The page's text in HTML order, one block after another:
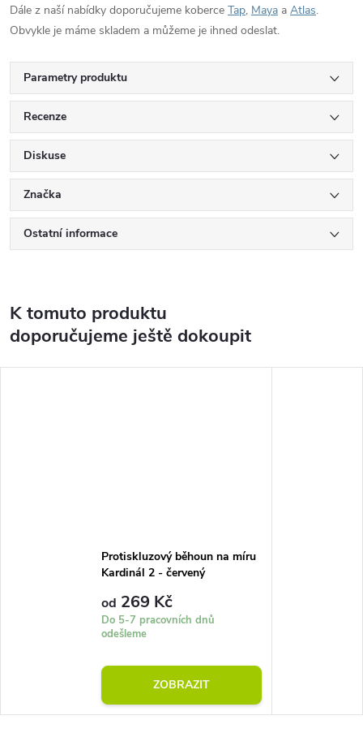
Dále z naší nabídky doporučujeme koberce Tap, Maya a Atlas.
Obvykle je máme skladem a můžeme je ihned odeslat.
Parametry produktu
Recenze
Diskuse
Značka
Ostatní informace
K tomuto produktu
doporučujeme ještě dokoupit
Protiskluzový běhoun na míru
Kardinál 2 - červený
od 269 Kč
Do 5-7 pracovních dnů
odešleme
ZOBRAZIT